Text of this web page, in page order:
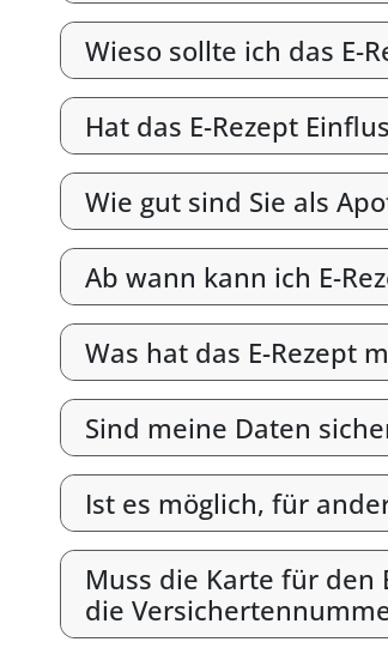
Wieso sollte ich das E-
Hat das E-Rezept
Wie gut sind Sie als
Ab wann kann ich E-
Was hat das E-Rezept
Sind meine Daten
Ist es möglich, für
Muss die Karte für den
die